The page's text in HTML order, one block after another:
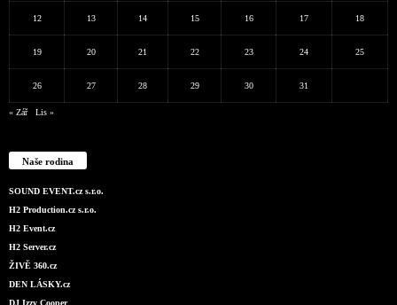
12 13 14 15 16 17 18
19 20 21 22 23 24 25
26 27 28 29 30 31
« Zář Lis »
Naše rodina
SOUND EVENT.cz s.r.o.
H2 Production.cz s.r.o.
H2 Event.cz
H2 Server.cz
ŽIVĚ 360.cz
DEN LÁSKY.cz
DJ Izzy Cooper